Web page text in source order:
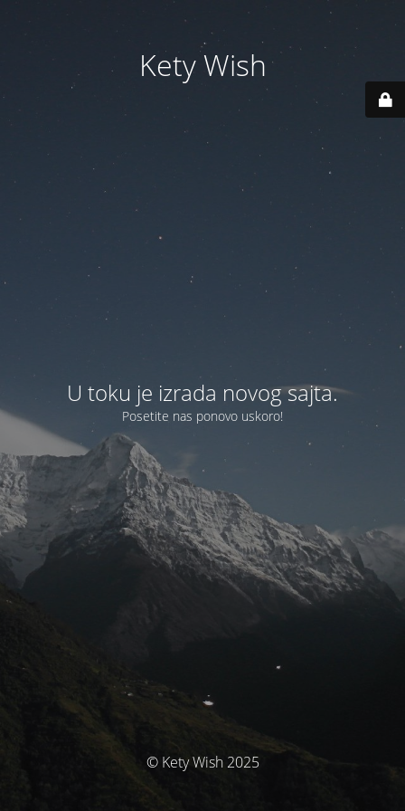
Kety Wish
U toku je izrada novog sajta.
Posetite nas ponovo uskoro!
© Kety Wish 2025